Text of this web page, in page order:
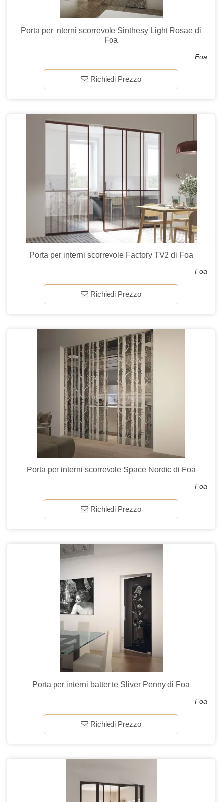
Porta per interni scorrevole Sinthesy Light Rosae di
Foa
Foa
Richiedi Prezzo
Porta per interni scorrevole Factory TV2 di Foa
Foa
Richiedi Prezzo
Porta per interni scorrevole Space Nordic di Foa
Foa
Richiedi Prezzo
Porta per interni battente Sliver Penny di Foa
Foa
Richiedi Prezzo